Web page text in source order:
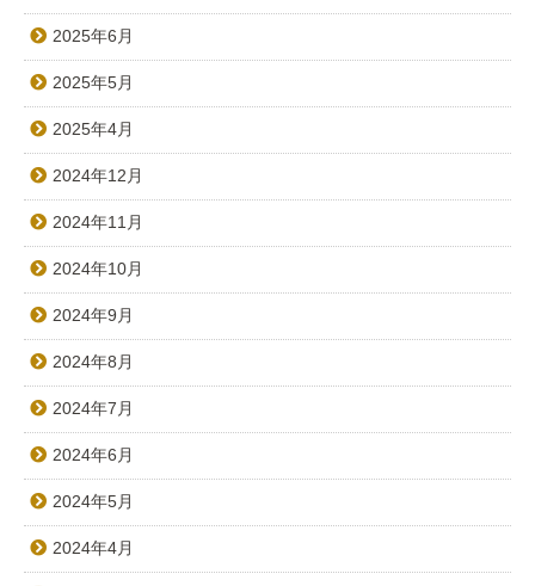
2025年6月
2025年5月
2025年4月
2024年12月
2024年11月
2024年10月
2024年9月
2024年8月
2024年7月
2024年6月
2024年5月
2024年4月